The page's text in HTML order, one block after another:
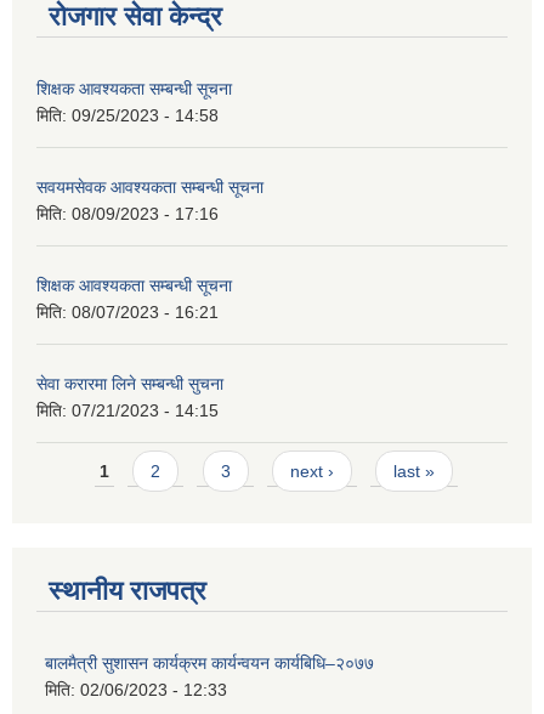
रोजगार सेवा केन्द्र
शिक्षक आवश्यकता सम्बन्धी सूचना
मिति: 09/25/2023 - 14:58
सवयमसेवक आवश्यकता सम्बन्धी सूचना
मिति: 08/09/2023 - 17:16
शिक्षक आवश्यकता सम्बन्धी सूचना
मिति: 08/07/2023 - 16:21
सेवा करारमा लिने सम्बन्धी सुचना
मिति: 07/21/2023 - 14:15
Pages
1 2 3 next › last »
स्थानीय राजपत्र
बालमैत्री सुशासन कार्यक्रम कार्यन्वयन कार्यबिधि–२०७७
मिति: 02/06/2023 - 12:33